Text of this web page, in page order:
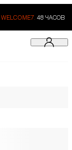
WELCOME7. 48 ЧАСОВ